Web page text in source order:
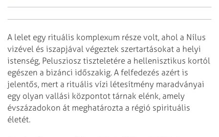
A lelet egy rituális komplexum része volt, ahol a Nílus
vizével és iszapjával végeztek szertartásokat a helyi
istenség, Pelusziosz tiszteletére a hellenisztikus kortól
egészen a bizánci időszakig. A felfedezés azért is
jelentős, mert a rituális vízi létesítmény maradványai
egy olyan vallási központot tárnak elénk, amely
évszázadokon át meghatározta a régió spirituális
életét.